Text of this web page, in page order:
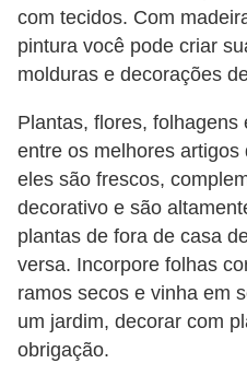
com tecidos. Com
pintura você pode criar
molduras e decorações
Plantas, flores,
entre os melhores
eles são frescos,
decorativo e são
plantas de fora de casa
versa. Incorpore folhas
ramos secos e vinha em
um jardim, decorar com
obrigação.
f
i
n
a
n
c
e
i
r
a
E